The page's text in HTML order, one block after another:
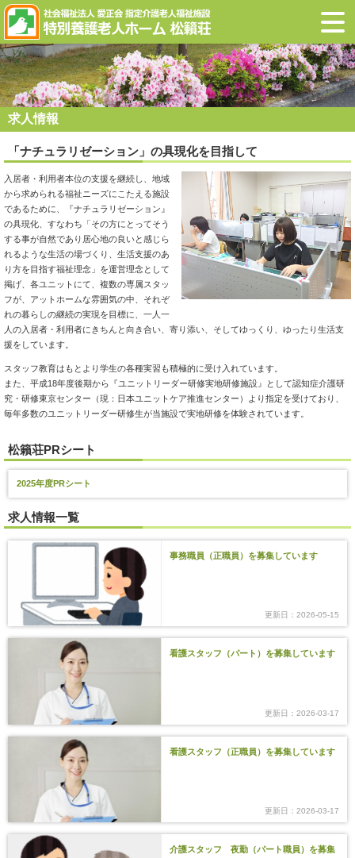
求人情報
「ナチュラリゼーション」の具現化を目指して
入居者・利用者本位の支援を継続し、地域
から求められる福祉ニーズにこたえる施設
であるために、『ナチュラリゼーション』
の具現化、すなわち「その方にとってそう
する事が自然であり居心地の良いと感じら
れるような生活の場づくり、生活支援のあ
り方を目指す福祉理念」を運営理念として
掲げ、各ユニットにて、複数の専属スタッ
フが、アットホームな雰囲気の中、それぞ
れの暮らしの継続の実現を目標に、一人一
人の入居者・利用者にきちんと向き合い、寄り添い、そしてゆっくり、ゆったり生活支
援をしています。
スタッフ教育はもとより学生の各種実習も積極的に受け入れています。
また、平成18年度後期から『ユニットリーダー研修実地研修施設』として認知症介護研
究・研修東京センター（現：日本ユニットケア推進センター）より指定を受けており、
毎年多数のユニットリーダー研修生が当施設で実地研修を体験されています。
松籟荘PRシート
2025年度PRシート
求人情報一覧
事務職員（正職員）を募集しています
更新日：2026-05-15
看護スタッフ（パート）を募集しています
更新日：2026-03-17
看護スタッフ（正職員）を募集しています
更新日：2026-03-17
介護スタッフ 夜勤（パート職員）を募集